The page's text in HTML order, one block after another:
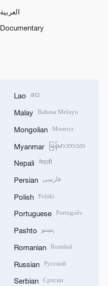
العربية
Documentary
Lao ລາວ
Malay Bahasa Melayu
Mongolian Монгол
Myanmar မြန်မာဘာသာ
Nepali नेपाली
Persian فارسی
Polish Polski
Portuguese Português
Pashto پښتو
Romanian Română
Russian Русский
Serbian Српски